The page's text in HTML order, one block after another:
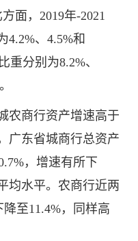
面，2019年-2021
4.2%、4.5%和
重分别为8.2%、
农商行资产增速高于
广东省城商行总资产
，增速有所下
均水平。农商行近两
至11.4%，同样高